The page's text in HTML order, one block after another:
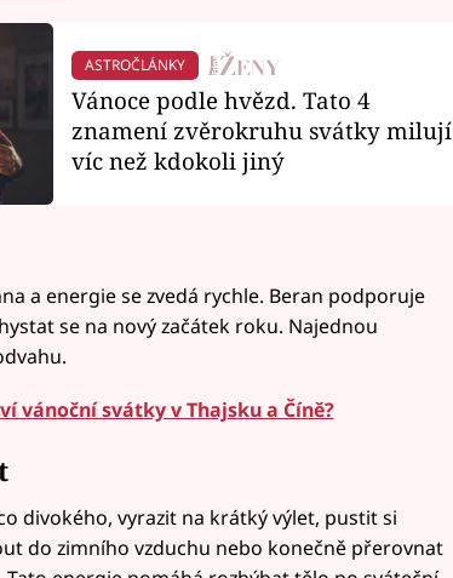
ASTROČLÁNKY
Vánoce podle hvězd. Tato 4
znamení zvěrokruhu svátky milují
víc než kdokoli jiný
a energie se zvedá rychle. Beran podporuje
se na nový začátek roku. Najednou
vánoční svátky v Thajsku a Číně?
divokého, vyrazit na krátký výlet, pustit si
do zimního vzduchu nebo konečně přerovnat